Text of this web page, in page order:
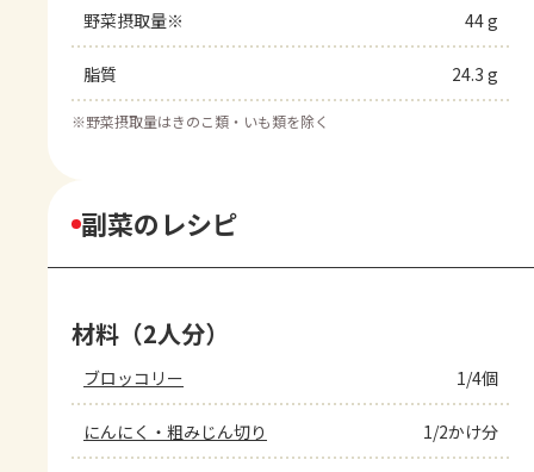
野菜摂取量※ 44 g
脂質 24.3 g
※野菜摂取量はきのこ類・いも類を除く
副菜のレシピ
材料（2人分）
ブロッコリー 1/4個
にんにく・粗みじん切り 1/2かけ分